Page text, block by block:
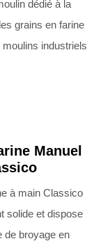
dédié à la
grains en farine
industriels
Manuel
à main Classico
solide et dispose
de broyage en